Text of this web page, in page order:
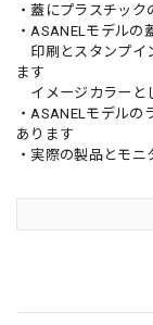
・蓋にプラスチッ
・ASANELモデル
印刷とスタンプイ
ます
イメージカラーと
・ASANELモデル
あります
・実際の製品とモ